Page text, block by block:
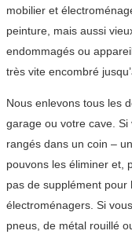
mobilier et
peinture, mais aussi
endommagés ou
très vite encombré
Nous enlevons tous les
garage ou votre cave.
rangés dans un coin –
pouvons les éliminer et,
pas de supplément pour
électroménagers. Si
pneus, de métal rouillé